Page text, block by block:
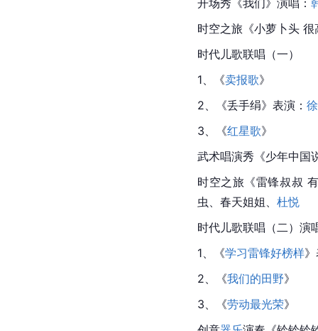
时空之旅 《小萝卜头
时代儿歌联唱（一）
1、《卖报歌》
2、《丢手绢》表演：
3、《红星歌》
武术唱演秀《少年中国
时空之旅《雷锋叔叔
虫、 春天姐姐
杜悦
时代儿歌联唱（二）演
1、《学习雷锋好榜样
2、《我们的田野》
3、《劳动最光荣》